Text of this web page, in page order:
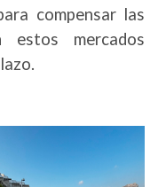
compensar las
mercados